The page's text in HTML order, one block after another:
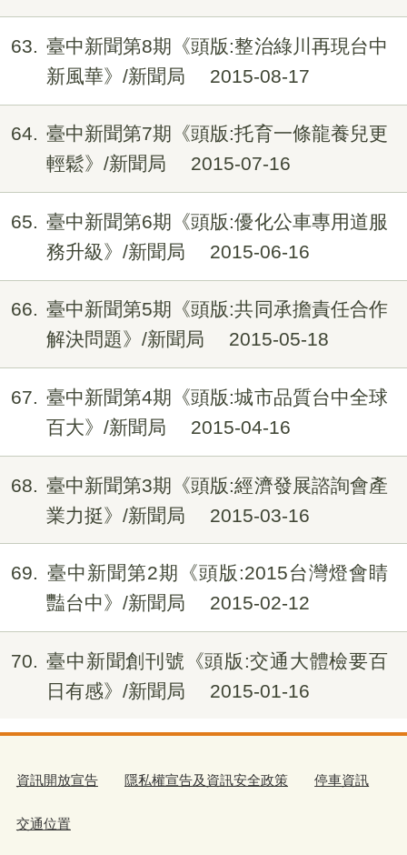
63
臺中新聞第8期《頭版:整治綠川再現台中
新風華》/新聞局
2015-08-17
64
臺中新聞第7期《頭版:托育一條龍養兒更
輕鬆》/新聞局
2015-07-16
65
臺中新聞第6期《頭版:優化公車專用道服
務升級》/新聞局
2015-06-16
66
臺中新聞第5期《頭版:共同承擔責任合作
解決問題》/新聞局
2015-05-18
67
臺中新聞第4期《頭版:城市品質台中全球
百大》/新聞局
2015-04-16
68
臺中新聞第3期《頭版:經濟發展諮詢會產
業力挺》/新聞局
2015-03-16
69
臺中新聞第2期《頭版:2015台灣燈會睛
豔台中》/新聞局
2015-02-12
70
臺中新聞創刊號《頭版:交通大體檢要百
日有感》/新聞局
2015-01-16
資訊開放宣告 隱私權宣告及資訊安全政策 停車資訊
交通位置